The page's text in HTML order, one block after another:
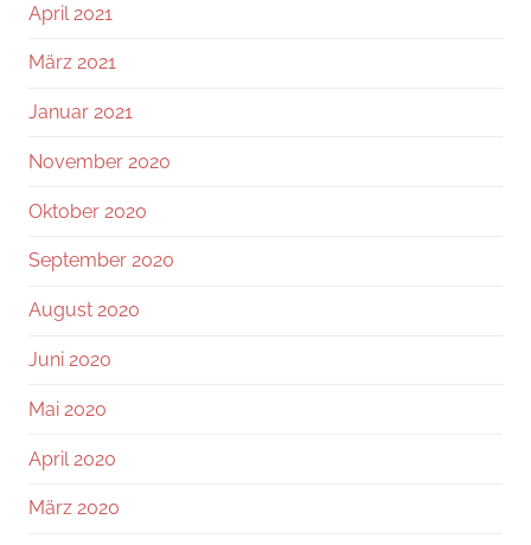
April 2021
März 2021
Januar 2021
November 2020
Oktober 2020
September 2020
August 2020
Juni 2020
Mai 2020
April 2020
März 2020